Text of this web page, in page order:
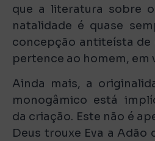
que a literatura sobre
natalidade é quase
concepção antiteísta de
pertence ao homem, em
Ainda mais, a
monogâmico está
da criação. Este não é
Deus trouxe Eva a Adão